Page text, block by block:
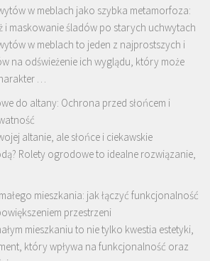
w meblach jako szybka metamorfoza:
i maskowanie śladów po starych uchwytach
w meblach to jeden z najprostszych i
na odświeżenie ich wyglądu, który może
…
do altany: Ochrona przed słońcem i
altanie, ale słońce i ciekawskie
Rolety ogrodowe to idealne rozwiązanie,
mieszkania: jak łączyć funkcjonalność
przestrzeni
mieszkaniu to nie tylko kwestia estetyki,
który wpływa na funkcjonalność oraz